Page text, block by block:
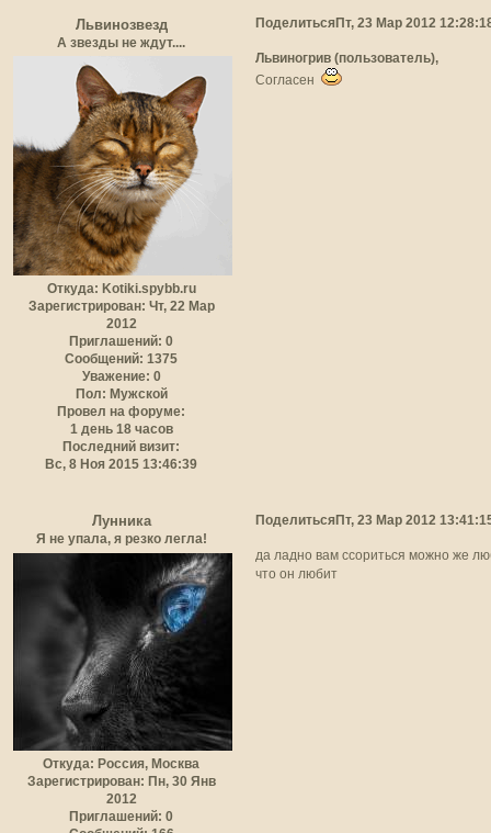
Поделиться Пт, 23 Мар 2012
Львинозвезд
А звезды не ждут....
Откуда: Kotiki.spybb.ru
Зарегистрирован: Чт, 22 Мар
2012
Приглашений: 0
Сообщений: 1375
Уважение: 0
Пол: Мужской
Провел на форуме:
1 день 18 часов
Последний визит:
Вс, 8 Ноя 2015 13:46:39
Львиногрив (пользователь),
Согласен
Поделиться Пт, 23 Мар 2012
Лунника
Я не упала, я резко легла!
Откуда: Россия, Москва
Зарегистрирован: Пн, 30 Янв
2012
Приглашений: 0
да ладно вам ссориться можно же
что он любит